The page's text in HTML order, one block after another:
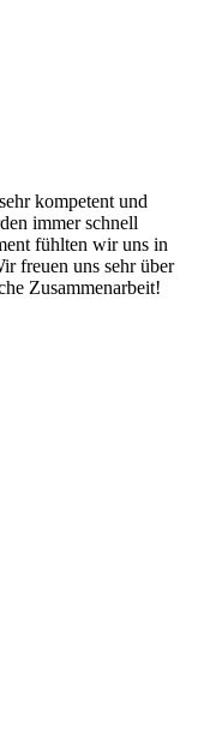
kompetent und
immer schnell
fühlten wir uns in
freuen uns sehr über
Zusammenarbeit!